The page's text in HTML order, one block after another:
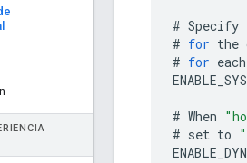
# Specify
# for the
# for each
# When
# set to